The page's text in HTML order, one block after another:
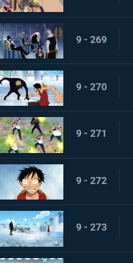
9 - 269
9 - 270
9 - 271
9 - 272
9 - 273